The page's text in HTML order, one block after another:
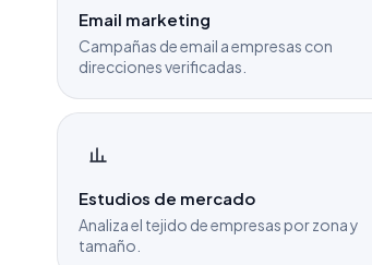
Email marketing
Campañas de email a empresas con
direcciones verificadas.
Estudios de mercado
Analiza el tejido de empresas por zona y
tamaño.